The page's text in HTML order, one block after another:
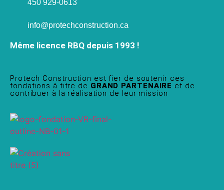
450 929-0613
info@protechconstruction.ca
Même licence RBQ depuis 1993 !
Protech Construction est fier de soutenir ces
fondations à titre de GRAND PARTENAIRE et de
contribuer à la réalisation de leur mission